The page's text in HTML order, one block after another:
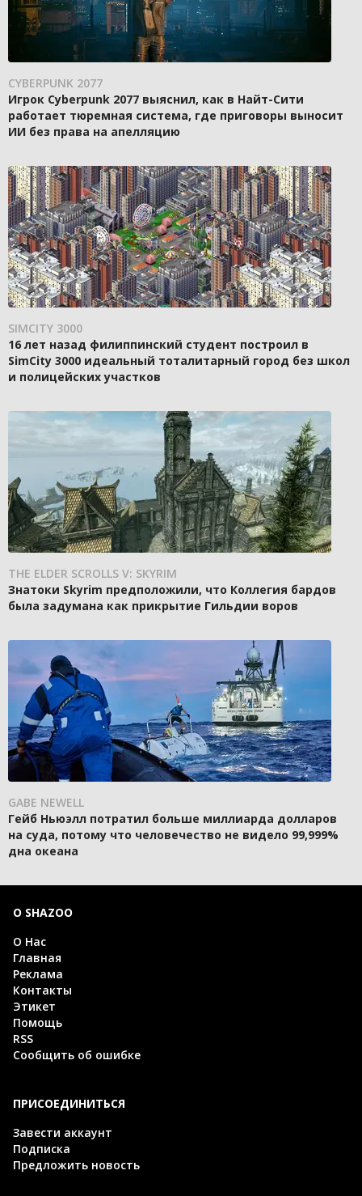
CYBERPUNK 2077
Игрок Cyberpunk 2077 выяснил, как в Найт-Сити
работает тюремная система, где приговоры выносит
ИИ без права на апелляцию
SIMCITY 3000
16 лет назад филиппинский студент построил в
SimCity 3000 идеальный тоталитарный город без школ
и полицейских участков
THE ELDER SCROLLS V: SKYRIM
Знатоки Skyrim предположили, что Коллегия бардов
была задумана как прикрытие Гильдии воров
GABE NEWELL
Гейб Ньюэлл потратил больше миллиарда долларов
на суда, потому что человечество не видело 99,999%
дна океана
О SHAZOO
О Нас
Главная
Реклама
Контакты
Этикет
Помощь
RSS
Сообщить об ошибке
ПРИСОЕДИНИТЬСЯ
Завести аккаунт
Подписка
Предложить новость